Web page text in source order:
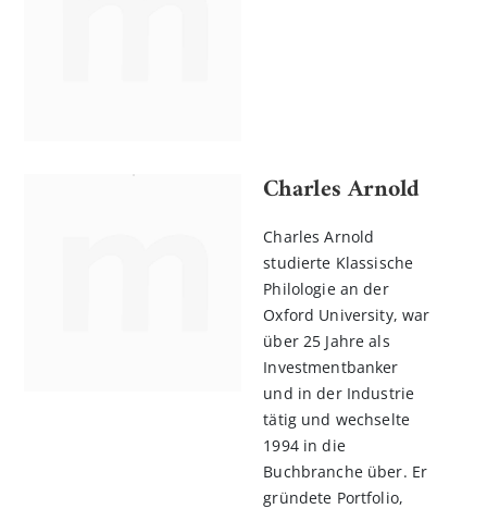
Charles Arnold
Charles Arnold
studierte Klassische
Philologie an der
Oxford University, war
über 25 Jahre als
Investmentbanker
und in der Industrie
tätig und wechselte
1994 in die
Buchbranche über. Er
gründete Portfolio,